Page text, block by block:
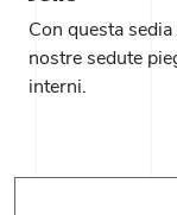
Con questa
nostre sedute
interni.